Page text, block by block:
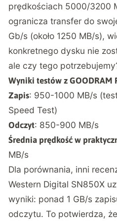
prędkościach 5000/3200
ogranicza transfer do
Gb/s (około 1250 MB/s),
konkretnego dysku nie
ale czy tego
Wyniki testów z GOODRAM
Zapis: 950-1000 MB/s
Speed Test)
Odczyt: 850-900 MB/s
Średnia prędkość w
MB/s
Dla porównania, inni
Western Digital SN850X
wyniki: ponad 1 GB/s
odczytu. To potwierdza,